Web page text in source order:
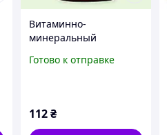
Витаминно-
минеральный
для иммунитета
кошек, 100 табл,
AnimAll VetLine
Готово к отправке
112₴